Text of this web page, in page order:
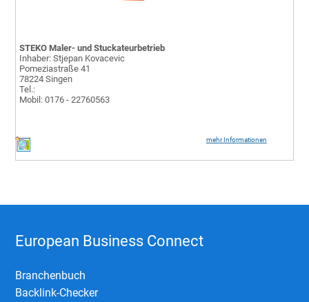
mehr Informationen
STEKO Maler- und Stuckateurbetrieb
Inhaber: Stjepan Kovacevic
Pomeziastraße 41
78224 Singen
Tel.:
Mobil: 0176 - 22760563
European Business Connect
Branchenbuch
Backlink-Checker